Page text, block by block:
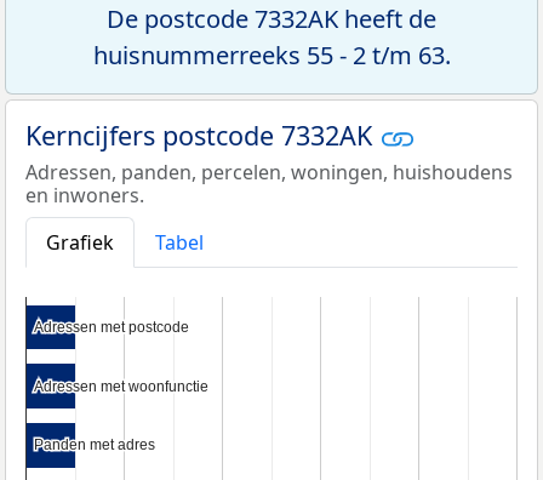
De postcode 7332AK heeft de
huisnummerreeks 55 - 2 t/m 63.
Kerncijfers postcode 7332AK
Adressen, panden, percelen, woningen, huishoudens
en inwoners.
Grafiek
Tabel
Adressen met postcode
Adressen met postcode
Adressen met woonfunctie
Adressen met woonfunctie
Panden met adres
Panden met adres